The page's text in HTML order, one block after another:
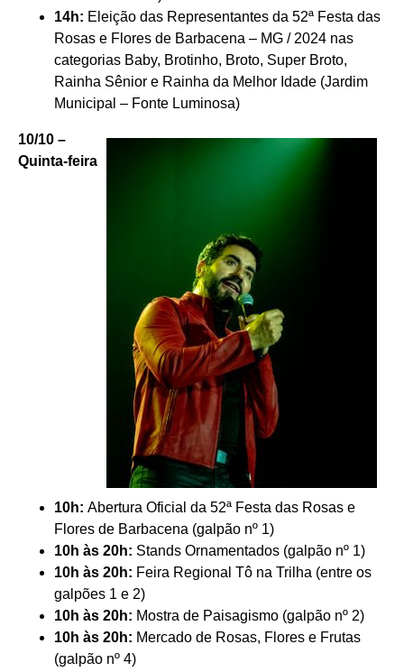
14h: Eleição das Representantes da 52ª Festa das
Rosas e Flores de Barbacena – MG / 2024 nas
categorias Baby, Brotinho, Broto, Super Broto,
Rainha Sênior e Rainha da Melhor Idade (Jardim
Municipal – Fonte Luminosa)
10/10 –
Quinta-feira
10h: Abertura Oficial da 52ª Festa das Rosas e
Flores de Barbacena (galpão nº 1)
10h às 20h: Stands Ornamentados (galpão nº 1)
10h às 20h: Feira Regional Tô na Trilha (entre os
galpões 1 e 2)
10h às 20h: Mostra de Paisagismo (galpão nº 2)
10h às 20h: Mercado de Rosas, Flores e Frutas
(galpão nº 4)